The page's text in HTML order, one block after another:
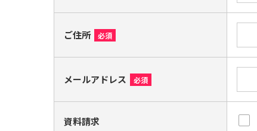
ご住所 必須
メールアドレス 必須
資料請求